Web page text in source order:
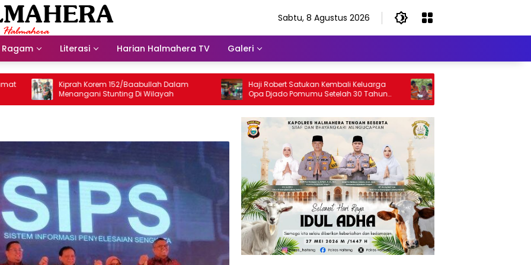
Sabtu, 8 Agustus 2026
Ragam Literasi Harian Halmahera TV Galeri
Kiprah Korem 152/Baabullah Dalam
Menangani Stunting Di Wilayah
Haji Robert Satukan Kembali Keluarga
Opa Djado Pomumu Setelah 30 Tahun
Terpisah dari Keluarga
Haji Robert Berikan Rumah
Santunan Reguler Bagi Nenek
Rahim yang Berusia 101 Tahun